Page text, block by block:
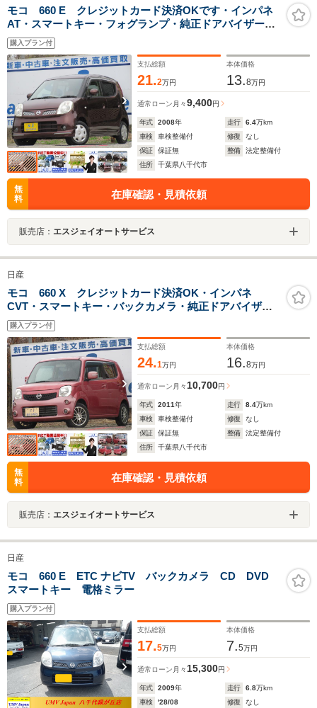
モコ 660 E クレジットカード決済OKです・インパネ
AT・スマートキー・フォグランプ・純正ドアバイザー・
走行64000キロ・タイミングチェーンEG
購入プラン付
支払総額
21.2万円
本体価格
13.8万円
通常ローン 月々9,400円
年式 2008年 走行 6.4万km
車検
車検整備付 修復
なし
保証
保証無 整備
法定整備付
住所
千葉県八千代市
無
料
在庫確認・見積依頼
販売店： エスジェイオートサービス
日産
モコ 660 X クレジットカード決済OK・インパネ
CVT・スマートキー・バックカメラ・純正ドアバイザ
ー・タイミングチェーンEG
購入プラン付
支払総額
24.1万円
本体価格
16.8万円
通常ローン 月々10,700円
年式 2011年 走行 8.4万km
車検
車検整備付 修復
なし
保証
保証無 整備
法定整備付
住所
千葉県八千代市
無
料
在庫確認・見積依頼
販売店： エスジェイオートサービス
日産
モコ 660 E ETC ナビTV バックカメラ CD DVD
スマートキー 電格ミラー
購入プラン付
支払総額
17.5万円
本体価格
7.5万円
通常ローン 月々15,300円
年式 2009年 走行 6.8万km
車検
'28/08 修復 なし